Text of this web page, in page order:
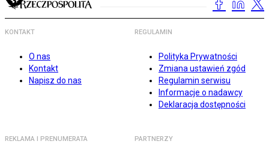
KONTAKT
O nas
Kontakt
Napisz do nas
REGULAMIN
Polityka Prywatności
Zmiana ustawień zgód
Regulamin serwisu
Informacje o nadawcy
Deklaracja dostępności
REKLAMA I PRENUMERATA PARTNERZY